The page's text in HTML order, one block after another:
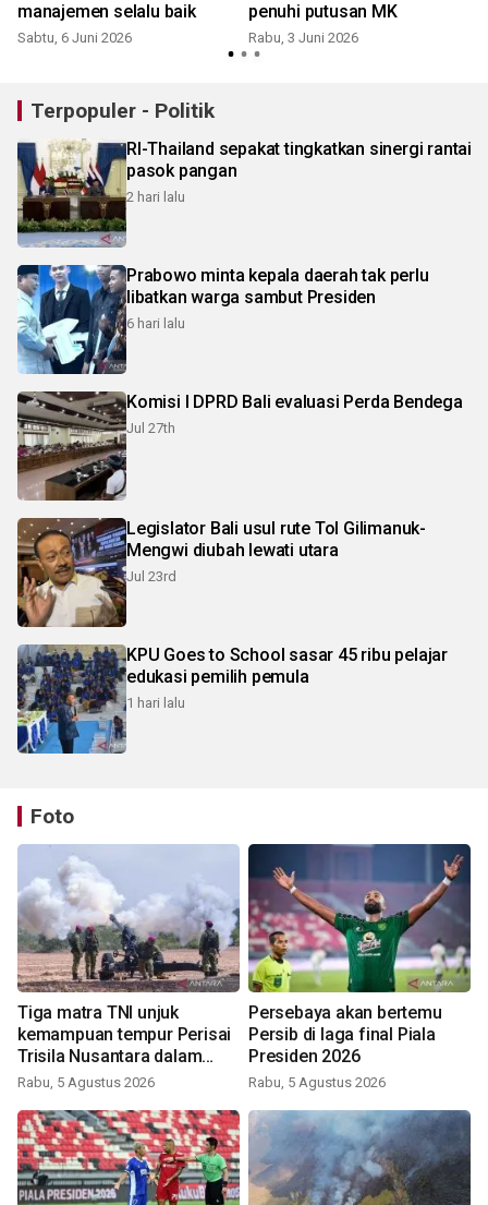
manajemen selalu baik
Sabtu, 6 Juni 2026
penuhi putusan MK
Rabu, 3 Juni 2026
Terpopuler - Politik
RI-Thailand sepakat tingkatkan sinergi rantai
pasok pangan
2 hari lalu
Prabowo minta kepala daerah tak perlu
libatkan warga sambut Presiden
6 hari lalu
Komisi I DPRD Bali evaluasi Perda Bendega
Jul 27th
Legislator Bali usul rute Tol Gilimanuk-
Mengwi diubah lewati utara
Jul 23rd
KPU Goes to School sasar 45 ribu pelajar
edukasi pemilih pemula
1 hari lalu
Foto
Tiga matra TNI unjuk
kemampuan tempur Perisai
Trisila Nusantara dalam
latihan di Kepri
Rabu, 5 Agustus 2026
Persebaya akan bertemu
Persib di laga final Piala
Presiden 2026
Rabu, 5 Agustus 2026